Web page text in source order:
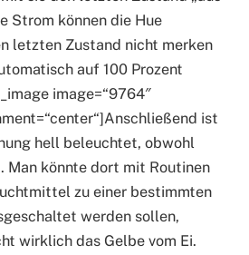
Strom können die Hue
letzten Zustand nicht merken
auf 100 Prozent
image=“9764″
ist
hell beleuchtet, obwohl
Man könnte dort mit Routinen
zu einer bestimmten
werden sollen,
wirklich das Gelbe vom Ei.